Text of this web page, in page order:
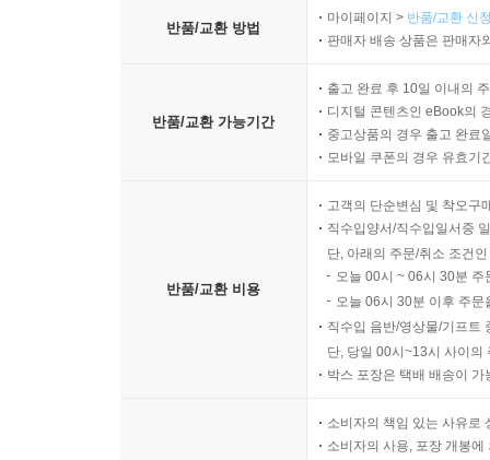
반품/교환 방법
마이페이지 > 반품/교환 신
판매자 배송 상품은 판매자
반품/교환 가능기간
출고 완료 후 10일 이내의
디지털 콘텐츠인 eBook의
중고상품의 경우 출고 완료
모바일 쿠폰의 경우 유효기
반품/교환 비용
고객의 단순변심 및 착오구
직수입양서/직수입일서중
단, 아래의 주문/취소 조건
오늘 00시 ~ 06시 30분
오늘 06시 30분 이후 주
직수입 음반/영상물/기프트
단, 당일 00시~13시 사이의
박스 포장은 택배 배송이
소비자의 책임 있는 사유로
소비자의 사용, 포장 개봉